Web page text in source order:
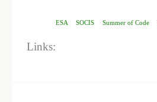
ESA SOCIS Summer of Code
Links: